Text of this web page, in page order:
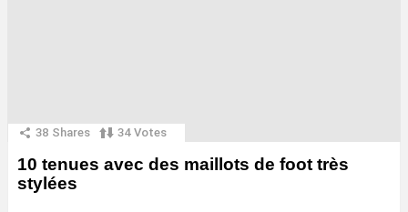
38 Shares 34 Votes
10 tenues avec des maillots de foot très
stylées